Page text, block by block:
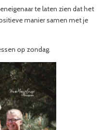
te laten zien dat het
manier samen met je
op zondag.